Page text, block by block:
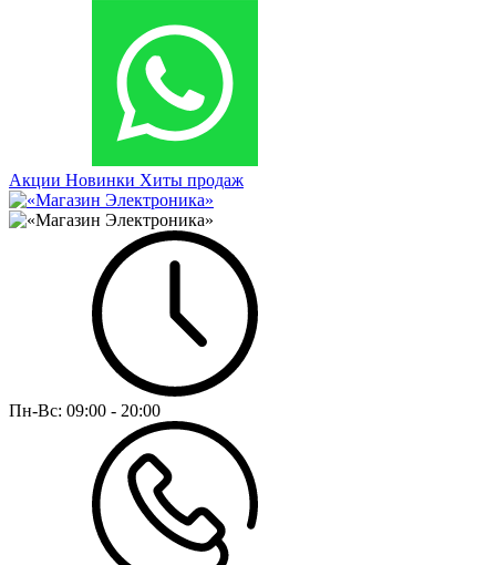
Акции Новинки Хиты продаж
Пн-Вс: 09:00 - 20:00